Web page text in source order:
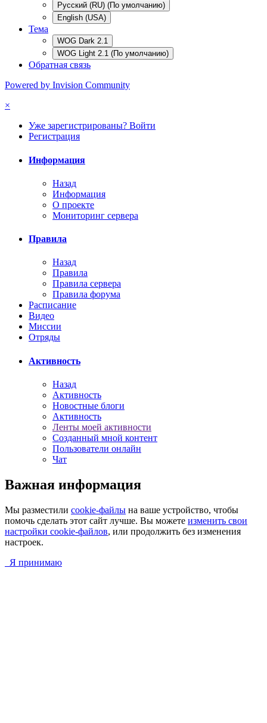
Русский (RU) (По умолчанию)
English (USA)
Тема
WOG Dark 2.1
WOG Light 2.1 (По умолчанию)
Обратная связь
Powered by Invision Community
×
Уже зарегистрированы? Войти
Регистрация
Информация
Назад
Информация
О проекте
Мониторинг сервера
Правила
Назад
Правила
Правила сервера
Правила форума
Расписание
Видео
Миссии
Отряды
Активность
Назад
Активность
Новостные блоги
Активность
Ленты моей активности
Созданный мной контент
Пользователи онлайн
Чат
Важная информация
Мы разместили cookie-файлы на ваше устройство, чтобы
помочь сделать этот сайт лучше. Вы можете изменить свои
настройки cookie-файлов, или продолжить без изменения
настроек.
Я принимаю